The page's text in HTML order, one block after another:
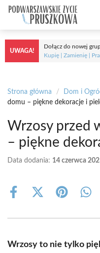
Przejdź
treści
UWAGA!
Dołącz do nowej
Kupię | Zamienię |
Strona główna / Dom i
domu – piękne dekoracje i
Wrzosy przed
– piękne
Data dodania: 14 czerwca
Share
Share
(Twitter)
Share
Wrzosy to nie tylko